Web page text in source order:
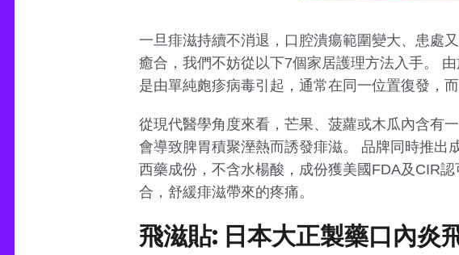
一旦痱滋持續不消退，口腔潰瘍範圍變大、患處
癒合，我們不妨從以下7個家居護理方法入手。
是由單純皰疹病毒引起，通常在同一位置復發，
從現代醫學角度來看，芒果、菠蘿或木瓜內含有
會導致脾胃積聚溼熱而誘發痱滋。 品牌同時推出
西藥成份，不含水楊酸，成份獲美國FDA及CIR
合，舒緩痱滋帶來的疼痛。
飛滋貼: 日本大正製藥口內炎